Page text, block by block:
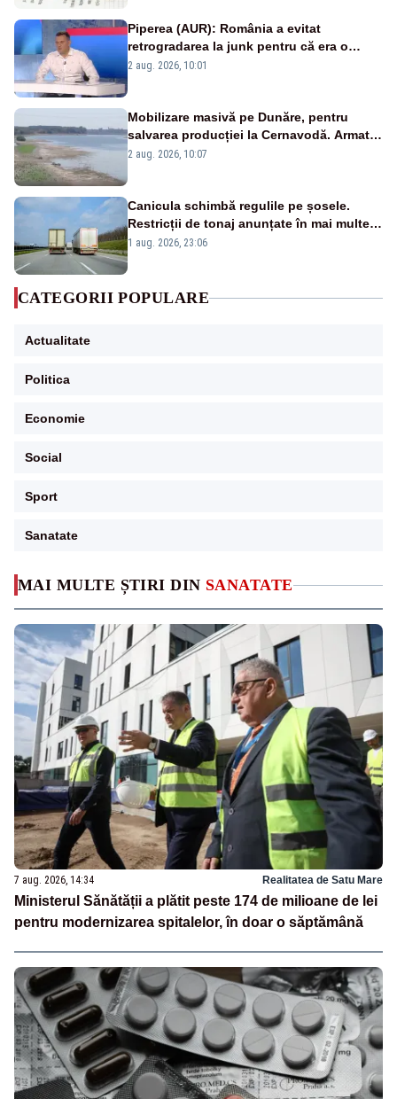
MAI MULTE ȘTIRI DIN SANATATE
7 aug. 2026, 14:34 Realitatea de Satu Mare
Ministerul Sănătății a plătit peste 174 de milioane de lei
pentru modernizarea spitalelor, în doar o săptămână
Piperea (AUR): România a evitat
retrogradarea la junk pentru că era o
catastrofă pentru bănci și fondurile de
2 aug. 2026, 10:01
Mobilizare masivă pe Dunăre, pentru
salvarea producției la Cernavodă. Armata
va detona o stâncă și va devia apa
2 aug. 2026, 10:07
Canicula schimbă regulile pe șosele.
Restricții de tonaj anunțate în mai multe
județe
1 aug. 2026, 23:06
CATEGORII POPULARE
Actualitate
Politica
Economie
Social
Sport
Sanatate